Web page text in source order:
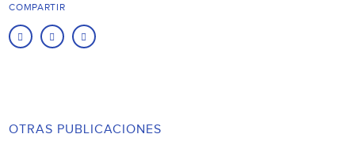
COMPARTIR
OTRAS PUBLICACIONES